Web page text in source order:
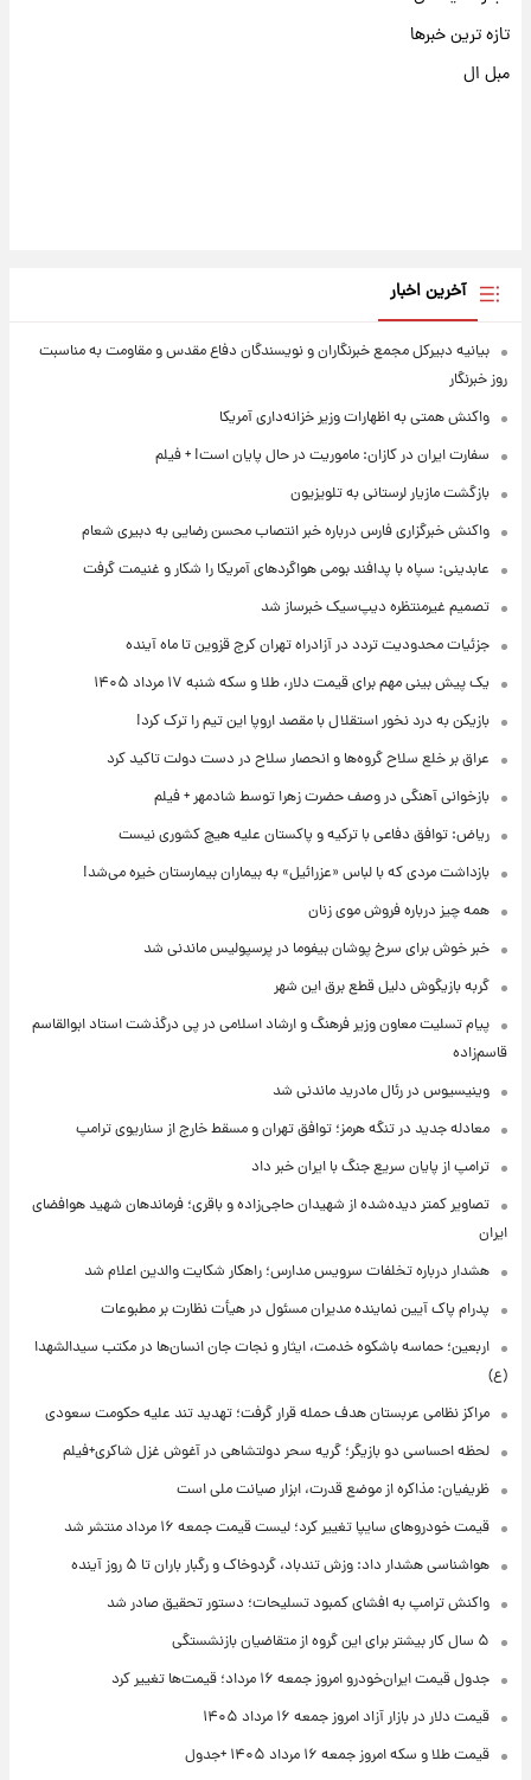
تازه ترین خبرها
مبل ال
آخرین اخبار
بیانیه دبیرکل مجمع خبرنگاران و نویسندگان دفاع مقدس و مقاومت به مناسبت
روز خبرنگار
واکنش همتی به اظهارات وزیر خزانه‌داری آمریکا
سفارت ایران در کازان: ماموریت در حال پایان است! + فیلم
بازگشت مازیار لرستانی به تلویزیون
واکنش خبرگزاری فارس درباره خبر انتصاب محسن رضایی به دبیری شعام
عابدینی: سپاه با پدافند بومی هواگردهای آمریکا را شکار و غنیمت گرفت
تصمیم غیرمنتظره دیپ‌سیک خبرساز شد
جزئیات محدودیت تردد در آزادراه تهران کرج قزوین تا ماه آینده
یک پیش ‌بینی مهم برای قیمت دلار، طلا و سکه شنبه ۱۷ مرداد ۱۴۰۵
بازیکن به درد نخور استقلال با مقصد اروپا این تیم را ترک کرد!
عراق بر خلع سلاح گروه‌ها و انحصار سلاح در دست دولت تاکید کرد
بازخوانی آهنگی در وصف حضرت زهرا توسط شادمهر + فیلم
ریاض: توافق دفاعی با ترکیه و پاکستان علیه هیچ کشوری نیست
بازداشت مردی که با لباس «عزرائیل» به بیماران بیمارستان خیره می‌شد!
همه چیز درباره فروش موی زنان
خبر خوش برای سرخ پوشان بیفوما در پرسپولیس ماندنی شد
گربه بازیگوش دلیل قطع برق این شهر
پیام تسلیت معاون وزیر فرهنگ و ارشاد اسلامی در پی درگذشت استاد ابوالقاسم
قاسم‌زاده
وینیسیوس در رئال مادرید ماندنی شد
معادله جدید در تنگه هرمز؛ توافق تهران و مسقط خارج از سناریوی ترامپ
ترامپ از پایان سریع جنگ با ایران خبر داد
تصاویر کمتر دیده‌شده از شهیدان حاجی‌زاده و باقری؛ فرماندهان شهید هوافضای
ایران
هشدار درباره تخلفات سرویس مدارس؛ راهکار شکایت والدین اعلام شد
پدرام پاک آیین نماینده مدیران مسئول در هیأت نظارت بر مطبوعات
اربعین؛ حماسه باشکوه خدمت، ایثار و نجات جان انسان‌ها در مکتب سیدالشهدا
(ع)
مراکز نظامی عربستان هدف حمله قرار گرفت؛ تهدید تند علیه حکومت سعودی
لحظه احساسی دو بازیگر؛ گریه سحر دولتشاهی در آغوش غزل شاکری+فیلم
ظریفیان: مذاکره از موضع قدرت، ابزار صیانت ملی است
قیمت خودروهای سایپا تغییر کرد؛ لیست قیمت جمعه ۱۶ مرداد منتشر شد
هواشناسی هشدار داد: وزش تندباد، گردوخاک و رگبار باران تا ۵ روز آینده
واکنش ترامپ به افشای کمبود تسلیحات؛ دستور تحقیق صادر شد
۵ سال کار بیشتر برای این گروه از متقاضیان بازنشستگی
جدول قیمت ایران‌خودرو امروز جمعه ۱۶ مرداد؛ قیمت‌ها تغییر کرد
قیمت دلار در بازار آزاد امروز جمعه ۱۶ مرداد ۱۴۰۵
قیمت طلا و سکه امروز جمعه ۱۶ مرداد ۱۴۰۵ +جدول